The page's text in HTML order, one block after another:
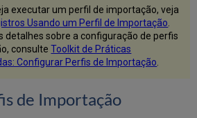
executar um perfil de importação, veja
Usando um Perfil de Importação
detalhes sobre a configuração de perfis
consulteToolkit de Práticas
Configurar Perfis de Importação
de Importação